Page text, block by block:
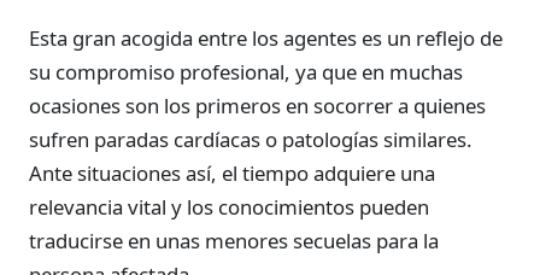
Esta gran acogida entre los agentes es un reflejo de
su compromiso profesional, ya que en muchas
ocasiones son los primeros en socorrer a quienes
sufren paradas cardíacas o patologías similares.
Ante situaciones así, el tiempo adquiere una
relevancia vital y los conocimientos pueden
traducirse en unas menores secuelas para la